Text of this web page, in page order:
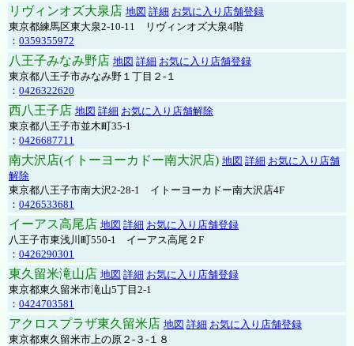
リヴィンオズ大泉店 地図 詳細 お気に入り店舗登録
東京都練馬区東大泉2-10-11 リヴィンオズ大泉4階
： 0359355972
八王子みなみ野店 地図 詳細 お気に入り店舗登録
東京都八王子市みなみ野１丁目２-１
： 0426322620
西八王子店 地図 詳細 お気に入り店舗解除
東京都八王子市並木町35-1
： 0426687711
南大沢店(イトーヨーカドー南大沢店) 地図 詳細 お気に入り店舗
解除
東京都八王子市南大沢2-28-1 イトーヨーカドー南大沢店4F
： 0426533681
イーアス高尾店 地図 詳細 お気に入り店舗登録
八王子市東浅川町550-1 イーアス高尾２F
： 0426290301
東久留米滝山店 地図 詳細 お気に入り店舗登録
東京都東久留米市滝山5丁目2-1
： 0424703581
アクロスプラザ東久留米店 地図 詳細 お気に入り店舗登録
東京都東久留米市上の原２-３-１８